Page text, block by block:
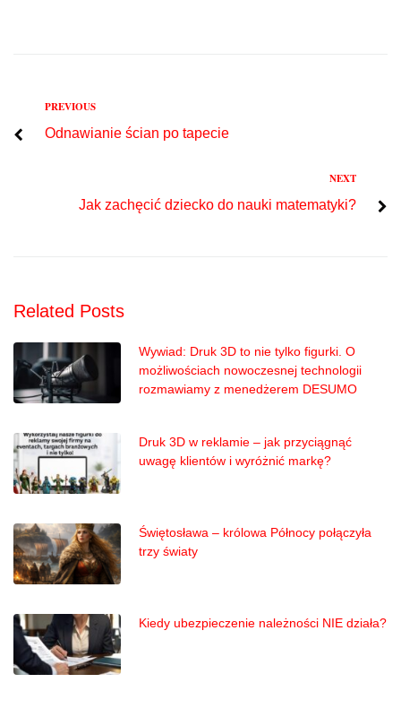
Nawigacja
wpisu
Previous
PREVIOUS
Odnawianie ścian po tapecie
NEXT
Jak zachęcić dziecko do nauki matematyki?
Related Posts
Wywiad: Druk 3D to nie tylko figurki. O
możliwościach nowoczesnej technologii
rozmawiamy z menedżerem DESUMO
Druk 3D w reklamie – jak przyciągnąć
uwagę klientów i wyróżnić markę?
Świętosława – królowa Północy połączyła
trzy światy
Kiedy ubezpieczenie należności NIE działa?